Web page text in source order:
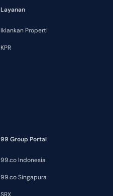
Layanan
Iklankan Properti
KPR
99 Group Portal
99.co Indonesia
99.co Singapura